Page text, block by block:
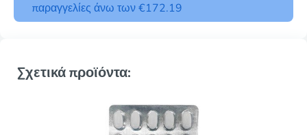
παραγγελίες άνω των €172.19
Σχετικά προϊόντα: